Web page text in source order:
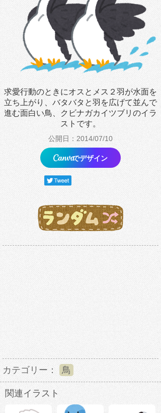
求愛行動のときにオスとメス２羽が水面を
立ち上がり、バタバタと羽を広げて並んで
進む面白い鳥、クビナガカイツブリのイラ
ストです。
公開日：2014/07/10
でデザイン
カテゴリー： 鳥
関連イラスト